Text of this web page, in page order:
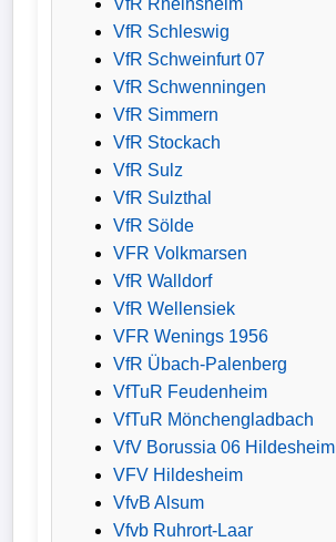
VfR Rheinsheim
VfR Schleswig
VfR Schweinfurt 07
VfR Schwenningen
VfR Simmern
VfR Stockach
VfR Sulz
VfR Sulzthal
VfR Sölde
VFR Volkmarsen
VfR Walldorf
VfR Wellensiek
VFR Wenings 1956
VfR Übach-Palenberg
VfTuR Feudenheim
VfTuR Mönchengladbach
VfV Borussia 06 Hildesheim
VFV Hildesheim
VfvB Alsum
Vfvb Ruhrort-Laar